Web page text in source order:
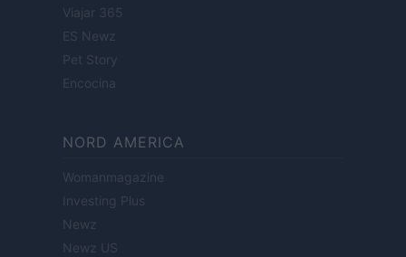
Viajar 365
ES Newz
Pet Story
Encocina
NORD AMERICA
Womanmagazine
Investing Plus
Newz
Newz US